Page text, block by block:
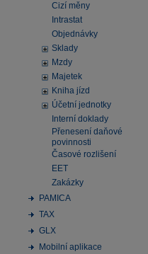
Cizí měny
Intrastat
Objednávky
Sklady
Mzdy
Majetek
Kniha jízd
Účetní jednotky
Interní doklady
Přenesení daňové
povinnosti
Časové rozlišení
EET
Zakázky
PAMICA
TAX
GLX
Mobilní aplikace